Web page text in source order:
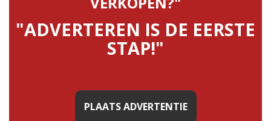
"ADVERTEREN IS DE EERSTE
STAP!"
PLAATS ADVERTENTIE